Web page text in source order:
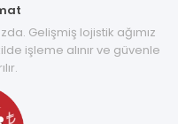
Gelişmiş lojistik ağımız
işleme alınır ve güvenle